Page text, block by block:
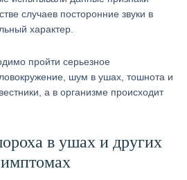
случаев посторонние звуки в
характер.
пройти серьезное
шум в ушах, тошнота и
а в организме происходит
в ушах и других